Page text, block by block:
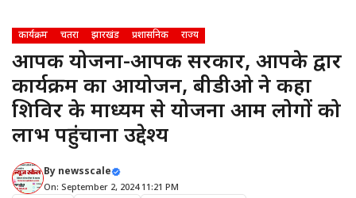
कार्यक्रम चतरा झारखंड प्रशासनिक राज्य
आपकी योजना-आपकी सरकार, आपके द्वार
कार्यक्रम का आयोजन, बीडीओ ने कहा
शिविर के माध्यम से योजना आम लोगों को
लाभ पहुंचाना उद्देश्य
By newsscale
On: September 2, 2024 11:21 PM